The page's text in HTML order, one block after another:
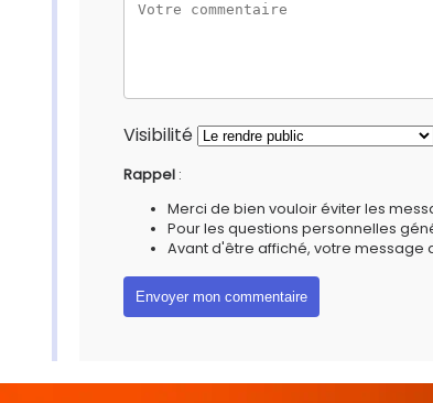
Visibilité
Rappel :
Merci de bien vouloir éviter les
Pour les questions personnelles
Avant d'être affiché, votre message